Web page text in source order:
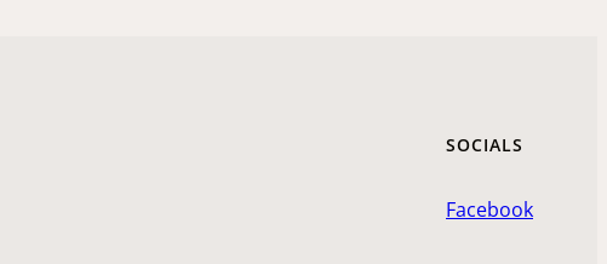
SOCIALS
Facebook